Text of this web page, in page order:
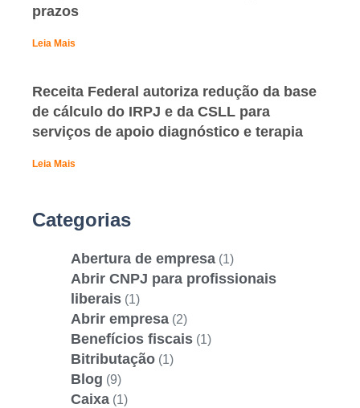
prazos
Leia Mais
Receita Federal autoriza redução da base
de cálculo do IRPJ e da CSLL para
serviços de apoio diagnóstico e terapia
Leia Mais
Categorias
Abertura de empresa (1)
Abrir CNPJ para profissionais
liberais (1)
Abrir empresa (2)
Benefícios fiscais (1)
Bitributação (1)
Blog (9)
Caixa (1)